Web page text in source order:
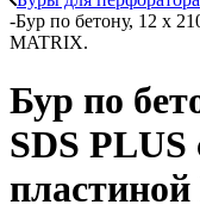
-Бур по бетону, 12 x
MATRIX.
Бур по
SDS PLUS